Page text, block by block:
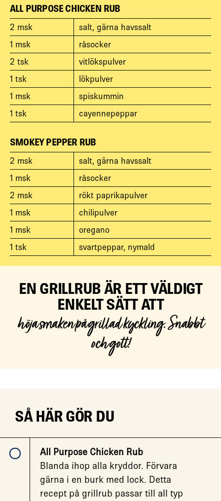
ALL PURPOSE CHICKEN RUB
2 msk
salt, gärna havssalt
1 msk
råsocker
2 tsk
vitlökspulver
1 tsk
lökpulver
1 msk
spiskummin
1 tsk cayennepeppar
SMOKEY PEPPER RUB
2 msk
salt, gärna havssalt
1 msk
råsocker
2 msk
rökt paprikapulver
1 msk
chilipulver
1 msk
oregano
1 tsk svartpeppar, nymald
EN GRILLRUB ÄR ETT VÄLDIGT
ENKELT SÄTT ATT
höja smaken på grillad kyckling. Snabbt
och gott!
SÅ HÄR GÖR DU
All Purpose Chicken Rub
Blanda ihop alla kryddor. Förvara
gärna i en burk med lock. Detta
recept på grillrub passar till all typ